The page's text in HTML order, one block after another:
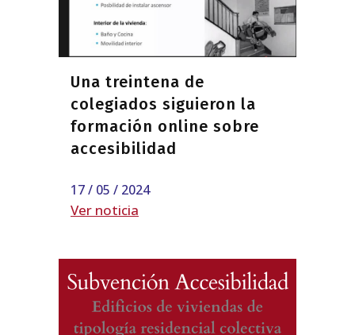
Una treintena de
colegiados siguieron la
formación online sobre
accesibilidad
17 / 05 / 2024
Ver noticia